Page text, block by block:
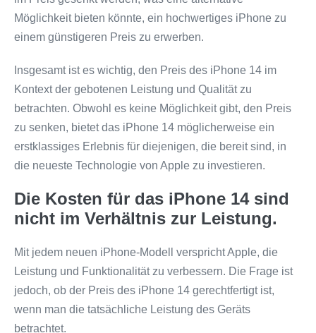
Möglichkeit bieten könnte, ein hochwertiges iPhone zu
einem günstigeren Preis zu erwerben.
Insgesamt ist es wichtig, den Preis des iPhone 14 im
Kontext der gebotenen Leistung und Qualität zu
betrachten. Obwohl es keine Möglichkeit gibt, den Preis
zu senken, bietet das iPhone 14 möglicherweise ein
erstklassiges Erlebnis für diejenigen, die bereit sind, in
die neueste Technologie von Apple zu investieren.
Die Kosten für das iPhone 14 sind
nicht im Verhältnis zur Leistung.
Mit jedem neuen iPhone-Modell verspricht Apple, die
Leistung und Funktionalität zu verbessern. Die Frage ist
jedoch, ob der Preis des iPhone 14 gerechtfertigt ist,
wenn man die tatsächliche Leistung des Geräts
betrachtet.